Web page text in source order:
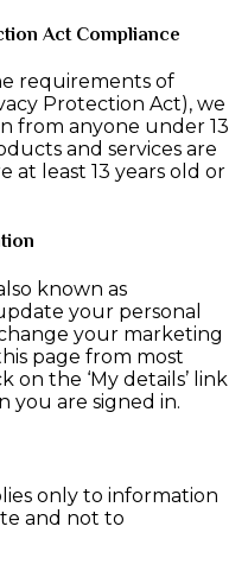
Act Compliance
requirements of
Protection Act), we
from anyone under 13
and services are
at least 13 years old or
known as
your personal
your marketing
page from most
on the ‘My details’ link
you are signed in.
only to information
and not to